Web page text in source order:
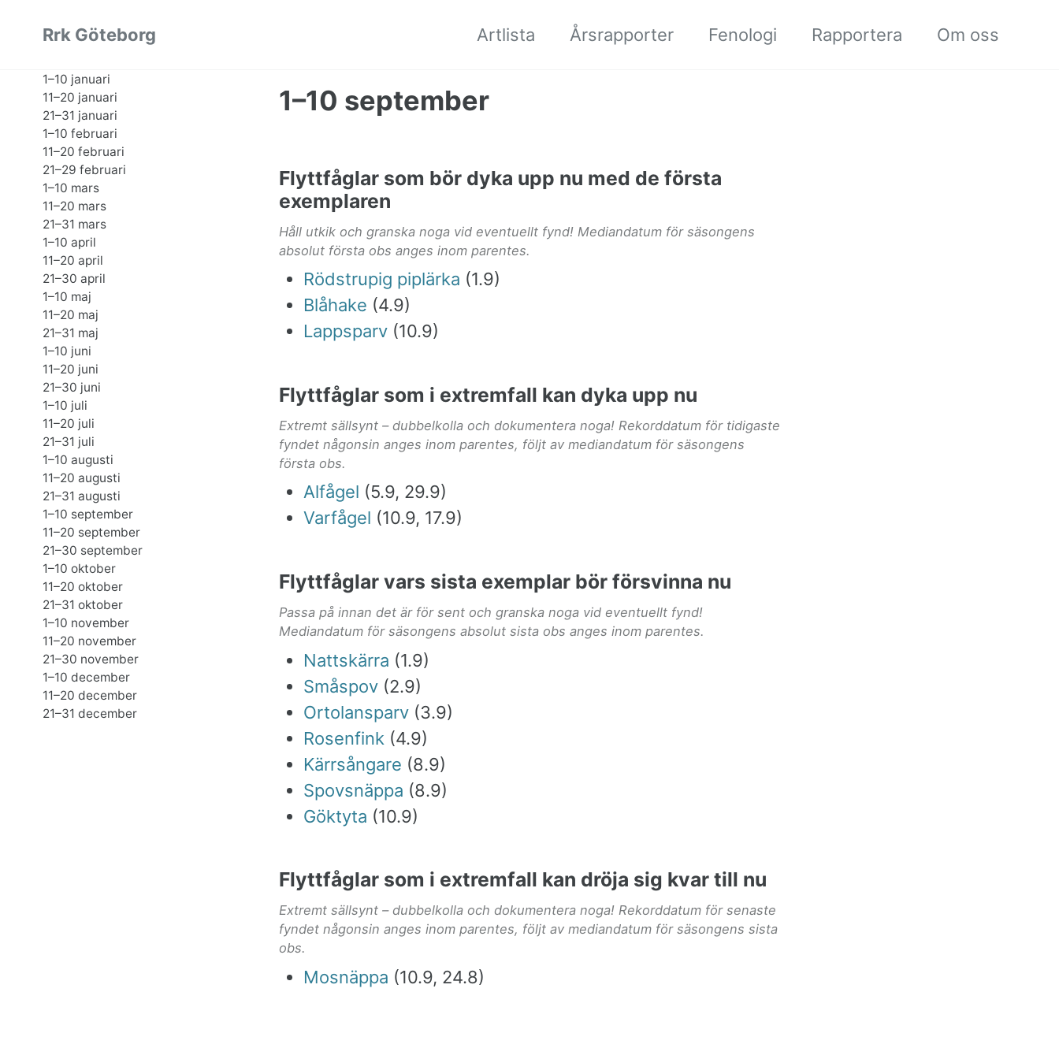
navigation
Rrk Göteborg Artlista Årsrapporter Fenologi Rapportera Om oss
1–10 januari
11–20 januari
21–31 januari
1–10 februari
11–20 februari
21–29 februari
1–10 mars
11–20 mars
21–31 mars
1–10 april
11–20 april
21–30 april
1–10 maj
11–20 maj
21–31 maj
1–10 juni
11–20 juni
21–30 juni
1–10 juli
11–20 juli
21–31 juli
1–10 augusti
11–20 augusti
21–31 augusti
1–10 september
11–20 september
21–30 september
1–10 oktober
11–20 oktober
21–31 oktober
1–10 november
11–20 november
21–30 november
1–10 december
11–20 december
21–31 december
1–10 september
Flyttfåglar som bör dyka upp nu med de första
exemplaren
Håll utkik och granska noga vid eventuellt fynd! Mediandatum för säsongens
absolut första obs anges inom parentes.
Rödstrupig piplärka (1.9)
Blåhake (4.9)
Lappsparv (10.9)
Flyttfåglar som i extremfall kan dyka upp nu
Extremt sällsynt – dubbelkolla och dokumentera noga! Rekorddatum för tidigaste
fyndet någonsin anges inom parentes, följt av mediandatum för säsongens
första obs.
Alfågel (5.9, 29.9)
Varfågel (10.9, 17.9)
Flyttfåglar vars sista exemplar bör försvinna nu
Passa på innan det är för sent och granska noga vid eventuellt fynd!
Mediandatum för säsongens absolut sista obs anges inom parentes.
Nattskärra (1.9)
Småspov (2.9)
Ortolansparv (3.9)
Rosenfink (4.9)
Kärrsångare (8.9)
Spovsnäppa (8.9)
Göktyta (10.9)
Flyttfåglar som i extremfall kan dröja sig kvar till nu
Extremt sällsynt – dubbelkolla och dokumentera noga! Rekorddatum för senaste
fyndet någonsin anges inom parentes, följt av mediandatum för säsongens sista
obs.
Mosnäppa (10.9, 24.8)